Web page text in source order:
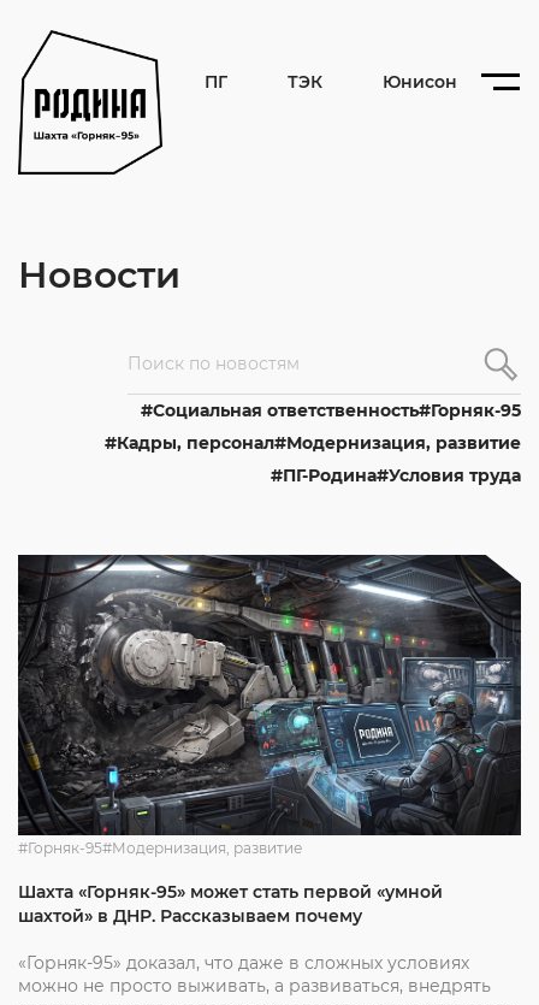
ПГ ТЭК Юнисон
Новости
Cоциальная ответственность
Горняк-95
Кадры, персонал
Модернизация, развитие
ПГ-Родина Условия труда
#Горняк-95#Модернизация, развитие
Шахта «Горняк-95» может стать первой «умной
шахтой» в ДНР. Рассказываем почему
«Горняк-95» доказал, что даже в сложных условиях
можно не просто выживать, а развиваться, внедрять